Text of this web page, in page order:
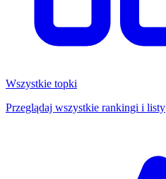
Wszystkie topki
Przeglądaj wszystkie rankingi i listy